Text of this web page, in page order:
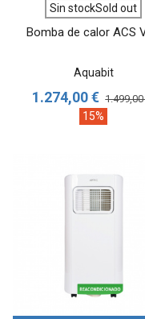
Sin stockSold out
Bomba de calor ACS
Aquabit
1.274,00 €
15%